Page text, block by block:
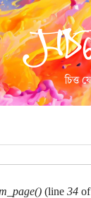
(line 34of